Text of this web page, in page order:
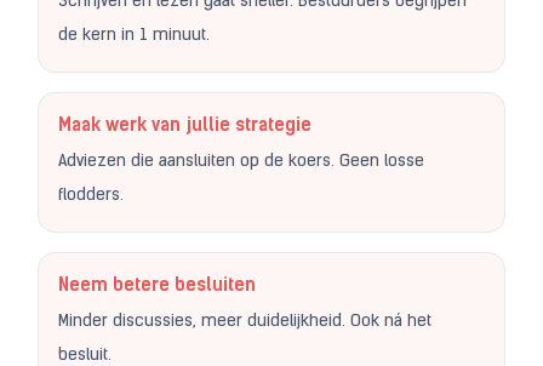
de kern in 1 minuut.
Maak werk van jullie strategie
Adviezen die aansluiten op de koers. Geen losse
flodders.
Neem betere besluiten
Minder discussies, meer duidelijkheid. Ook ná het
besluit.